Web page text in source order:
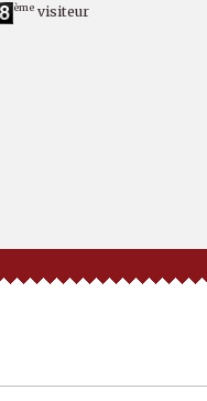
ème visiteur